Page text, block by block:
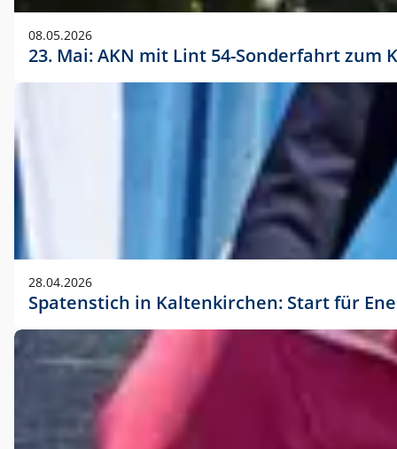
08.05.2026
23. Mai: AKN mit Lint 54-Sonderfahrt
28.04.2026
Spatenstich in Kaltenkirchen: Start für